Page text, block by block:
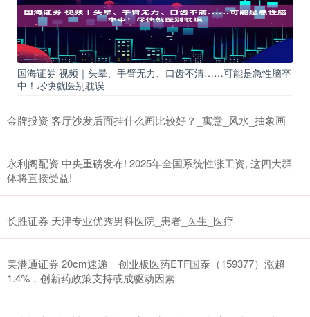
国海证券 视频｜头晕、手臂无力、口齿不清……可能是急性脑卒
中！尽快就医别耽误
金牌投资 客厅沙发后面挂什么画比较好？_寓意_风水_抽象画
永利阁配资 中央重磅发布! 2025年全国系统性涨工资, 这四大群
体将直接受益!
长胜证券 天津专业优秀男科医院_患者_医生_医疗
美港通证券 20cm速递｜创业板医药ETF国泰（159377）涨超
1.4%，创新药政策支持或成驱动因素